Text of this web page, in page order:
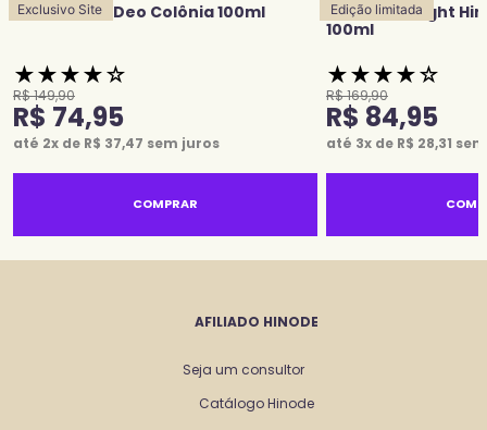
Exclusivo Site
Eterna Blue Deo Colônia 100ml
★★★★☆
R$149,90
R$ 74,95
até 2x de R$ 37,47 sem juros
COMPRAR
Edição limitada
Grace Midnight
100ml
★★★★☆
R$169,90
R$ 84,95
até 3x de R$ 28,31
AFILIADO HINODE
Seja um consultor
Catálogo Hinode